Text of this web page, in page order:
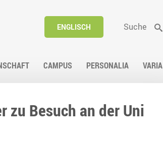
ENGLISCH Suche
CAMPUS PERSONALIA VARIA
Besuch an der Uni